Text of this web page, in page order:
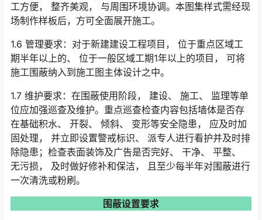
工方便， 整齐美观， 与周围环境协调。本图集样式需经现
场制作样板后，方可全面展开施工。
1.6 管理要求：对于新建建设工程项目， 位于重点区域工
期半年以上的、 位于一般区域工期1年以上的项目， 可将
施工围蔽纳入到施工图主体设计之中。
1.7 维护要求：在围蔽使用阶段， 建设、 施工、 监理等单
位应加强巡查及维护。重点巡查检查内容包括墙体是否存
在基础积水、 开裂、 倾斜、 变形等安全隐患， 应及时加
固处理， 并立即设置警戒标识、 派专人进行看护并及时排
除隐患；检查表面装饰及广告是否完好、 干净、 平整、
无污损， 及时做好修补和保洁， 且至少每半年对围蔽进行
一次清洗或粉刷。
围蔽设置要求